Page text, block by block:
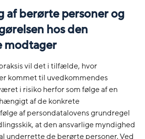
af berørte personer og
hos den
modtager
vil det i tilfælde, hvor
kommet til uvedkommendes
i risiko herfor som følge af en
af de konkrete
af persondatalovens grundregel
at den ansvarlige myndighed
underrette de berørte personer. Ved